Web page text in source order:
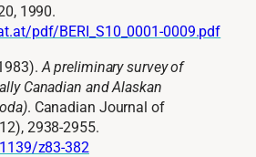
1990.
pdf/BERI_S10_0001-0009.pdf
A preliminary survey of
Canadian and Alaskan
. Canadian Journal of
2938-2955.
z83-382